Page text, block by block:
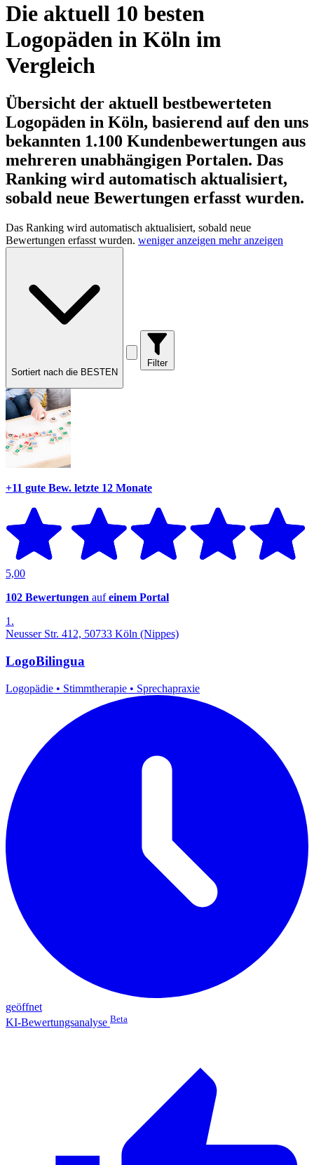
Die aktuell 10 besten
Logopäden in Köln im
Vergleich
Übersicht der aktuell bestbewerteten
Logopäden in Köln, basierend auf den uns
bekannten 1.100 Kundenbewertungen aus
mehreren unabhängigen Portalen. Das
Ranking wird automatisch aktualisiert,
sobald neue Bewertungen erfasst wurden.
Das Ranking wird automatisch aktualisiert, sobald neue
Bewertungen erfasst wurden. weniger anzeigen mehr anzeigen
Sortiert nach die BESTEN
Filter
+11 gute Bew. letzte 12 Monate
5,00
102 Bewertungen aufeinem Portal
1.
Neusser Str. 412, 50733 Köln (Nippes)
LogoBilingua
Logopädie • Stimmtherapie • Sprechapraxie
geöffnet
KI-Bewertungsanalyse Beta